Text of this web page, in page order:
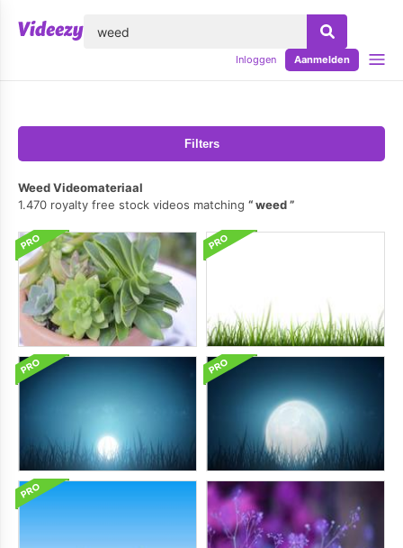
Inloggen Aanmelden
Filters
Weed Videomateriaal
1.470 royalty free stock videos matching
weed